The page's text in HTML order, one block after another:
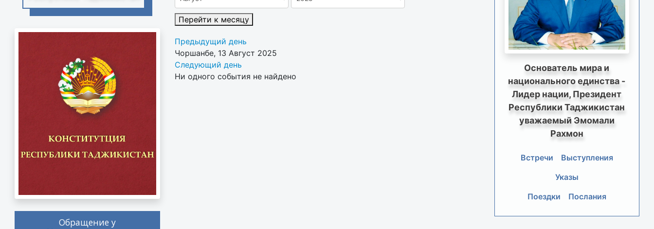
Обращение у
Перейти к месяцу
Предыдущий день
Чоршанбе, 13 Август 2025
Следующий день
Ни одного события не найдено
Основатель мира и
национального единства -
Лидер нации, Президент
Республики Таджикистан
уважаемый Эмомали
Рахмон
Встречи
Выступления
Указы
Поездки
Послания